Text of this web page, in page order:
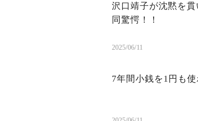
沢口靖子が沈黙を
同驚愕！！
2025/06/11
7年間小銭を1円も